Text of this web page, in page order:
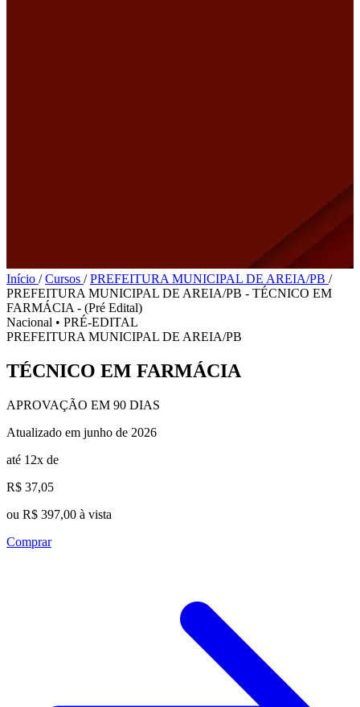
Início / Cursos / PREFEITURA MUNICIPAL DE AREIA/PB /
PREFEITURA MUNICIPAL DE AREIA/PB - TÉCNICO EM
FARMÁCIA - (Pré Edital)
Nacional • PRÉ-EDITAL
PREFEITURA MUNICIPAL DE AREIA/PB
TÉCNICO EM FARMÁCIA
APROVAÇÃO EM 90 DIAS
Atualizado em junho de 2026
até 12x de
R$ 37,05
ou R$ 397,00 à vista
Comprar